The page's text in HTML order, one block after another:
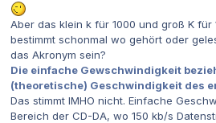
Aber das klein k für 1000 und groß K für
bestimmt schonmal wo gehört oder
das Akronym sein?
Die einfache Gewschwindigkeit
(theoretische) Geschwindigkeit des
Das stimmt IMHO nicht. Einfache
Bereich der CD-DA, wo 150 kb/s